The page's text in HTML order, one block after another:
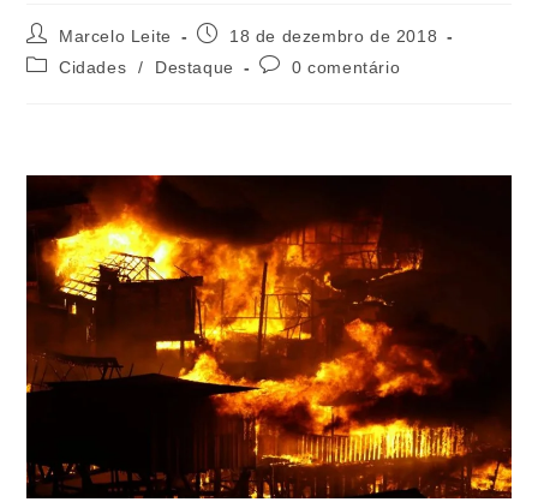
Marcelo Leite
18 de dezembro de 2018
Cidades
/ Destaque 0 comentário